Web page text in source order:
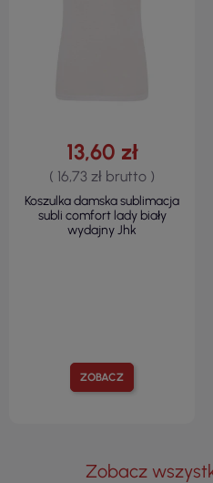
ZOBACZ
13,60 zł
( 16,73 zł brutto )
Koszulka damska sublimacja
subli comfort lady biały
wydajny Jhk
Zobacz